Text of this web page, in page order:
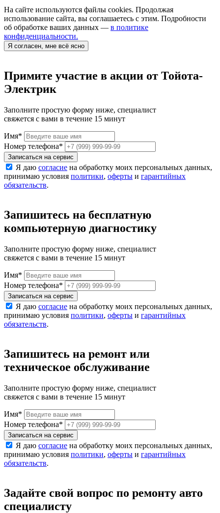
На сайте используются файлы cookies. Продолжая
использование сайта, вы соглашаетесь с этим. Подробности
об обработке ваших данных — в политике
конфиденциальности.
Я согласен, мне всё ясно
Примите участие в акции от Тойота-
Электрик
Заполните простую форму ниже, специалист
свяжется с вами в течение 15 минут
Имя*
Номер телефона*
Записаться на сервис
Я даю согласие на обработку моих персональных данных,
принимаю условия политики, оферты и гарантийных
обязательств.
Запишитесь на бесплатную
компьютерную диагностику
Заполните простую форму ниже, специалист
свяжется с вами в течение 15 минут
Имя*
Номер телефона*
Записаться на сервис
Я даю согласие на обработку моих персональных данных,
принимаю условия политики, оферты и гарантийных
обязательств.
Запишитесь на ремонт или
техническое обслуживание
Заполните простую форму ниже, специалист
свяжется с вами в течение 15 минут
Имя*
Номер телефона*
Записаться на сервис
Я даю согласие на обработку моих персональных данных,
принимаю условия политики, оферты и гарантийных
обязательств.
Задайте свой вопрос по ремонту авто
специалисту